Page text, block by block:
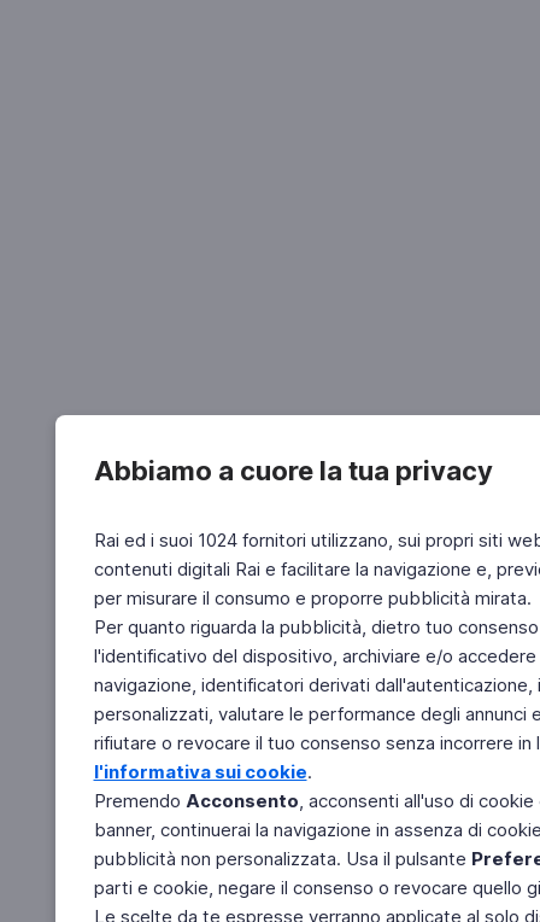
Abbiamo a cuore la tua privacy
Rai ed i suoi 1024 fornitori utilizzano, sui propri siti
contenuti digitali Rai e facilitare la navigazione e,
per misurare il consumo e proporre pubblicità mirata.
Per quanto riguarda la pubblicità, dietro tuo
l'identificativo del dispositivo, archiviare e/o
navigazione, identificatori derivati
personalizzati, valutare le performance degli
rifiutare o revocare il tuo consenso senza incorrere
l'informativa sui cookie.
Premendo Acconsento, acconsenti all'uso di
banner, continuerai la navigazione in assenza di
pubblicità non personalizzata. Usa il pulsante
parti e cookie, negare il consenso o revocare quello
Le scelte da te espresse verranno applicate al solo